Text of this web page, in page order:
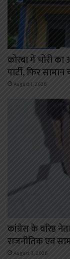
कोरबा में चोरी
पार्टी, फिर
August 1, 2026
कांग्रेस के वरिष्ठ
राजनीतिक एवं
August 3, 2026